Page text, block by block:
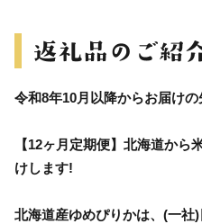
令和8年10月以降からお届け
【12ヶ月定期便】北海道から
けします!
北海道産ゆめぴりかは、(一社